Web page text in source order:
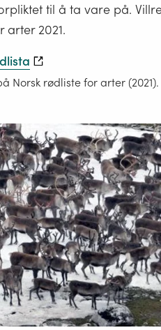
til å ta vare på.
2021.
Norsk rødliste for arter (2021).